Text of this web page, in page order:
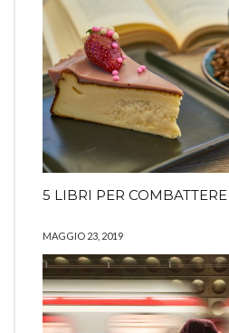
5 LIBRI PER
MAGGIO 23, 2019